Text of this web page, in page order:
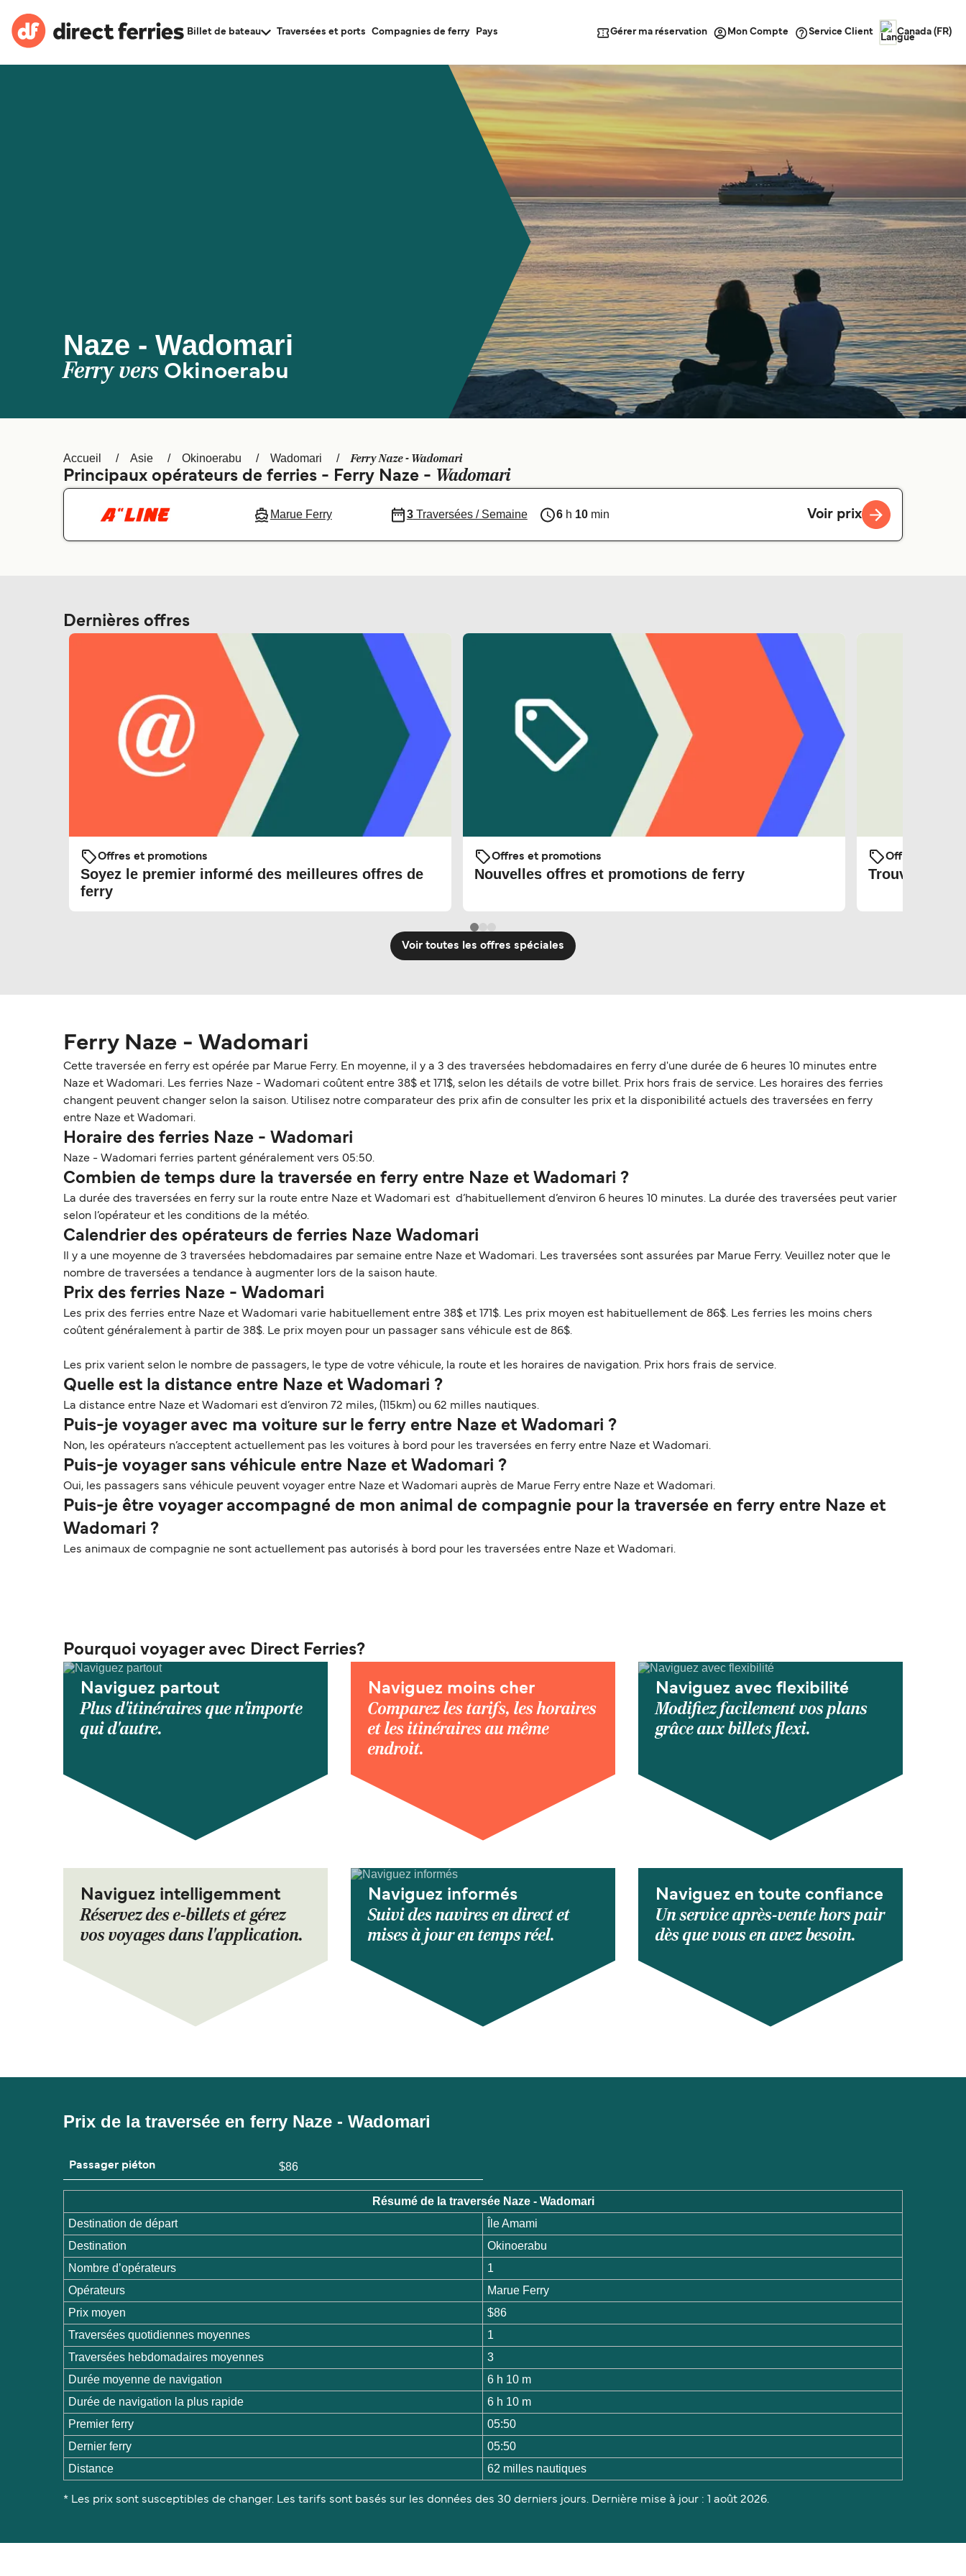
Billet de bateau Traversées et ports Compagnies de ferry Pays Gérer ma réservation Mon Compte Service Client Canada (FR)
Naze - Wadomari
Ferry vers Okinoerabu
Accueil Asie Okinoerabu Wadomari Ferry Naze - Wadomari
Principaux opérateurs de ferries - Ferry Naze - Wadomari
Marue Ferry 3Traversées / Semaine 6h 10min Voir prix
Dernières offres
Offres et promotions
Soyez le premier informé des meilleures offres de
ferry
Offres et promotions
Nouvelles offres et promotions de ferry
Offres et
Trouvez les
Voir toutes les offres spéciales
Ferry Naze - Wadomari
Cette traversée en ferry est opérée par Marue Ferry. En moyenne, il y a 3 des traversées hebdomadaires en ferry d'une durée de 6 heures 10 minutes entre
Naze et Wadomari. Les ferries Naze - Wadomari coûtent entre 38$ et 171$, selon les détails de votre billet. Prix hors frais de service. Les horaires des ferries
changent peuvent changer selon la saison. Utilisez notre comparateur des prix afin de consulter les prix et la disponibilité actuels des traversées en ferry
entre Naze et Wadomari.
Horaire des ferries Naze - Wadomari
Naze - Wadomari ferries partent généralement vers 05:50.
Combien de temps dure la traversée en ferry entre Naze et Wadomari ?
La durée des traversées en ferry sur la route entre Naze et Wadomari est d’habituellement d’environ 6 heures 10 minutes. La durée des traversées peut varier
selon l’opérateur et les conditions de la météo.
Calendrier des opérateurs de ferries Naze Wadomari
Il y a une moyenne de 3 traversées hebdomadaires par semaine entre Naze et Wadomari. Les traversées sont assurées par Marue Ferry. Veuillez noter que le
nombre de traversées a tendance à augmenter lors de la saison haute.
Prix des ferries Naze - Wadomari
Les prix des ferries entre Naze et Wadomari varie habituellement entre 38$ et 171$. Les prix moyen est habituellement de 86$. Les ferries les moins chers
coûtent généralement à partir de 38$. Le prix moyen pour un passager sans véhicule est de 86$.
Les prix varient selon le nombre de passagers, le type de votre véhicule, la route et les horaires de navigation. Prix hors frais de service.
Quelle est la distance entre Naze et Wadomari ?
La distance entre Naze et Wadomari est d’environ 72 miles, (115km) ou 62 milles nautiques.
Puis-je voyager avec ma voiture sur le ferry entre Naze et Wadomari ?
Non, les opérateurs n’acceptent actuellement pas les voitures à bord pour les traversées en ferry entre Naze et Wadomari.
Puis-je voyager sans véhicule entre Naze et Wadomari ?
Oui, les passagers sans véhicule peuvent voyager entre Naze et Wadomari auprès de Marue Ferry entre Naze et Wadomari.
Puis-je être voyager accompagné de mon animal de compagnie pour la traversée en ferry entre Naze et
Wadomari ?
Les animaux de compagnie ne sont actuellement pas autorisés à bord pour les traversées entre Naze et Wadomari.
Pourquoi voyager avec Direct Ferries?
Naviguez partout
Plus d'itinéraires que n'importe
qui d'autre.
Naviguez moins cher
Comparez les tarifs, les horaires
et les itinéraires au même
endroit.
Naviguez avec flexibilité
Modifiez facilement vos plans
grâce aux billets flexi.
Naviguez intelligemment
Réservez des e-billets et gérez
vos voyages dans l'application.
Naviguez informés
Suivi des navires en direct et
mises à jour en temps réel.
Naviguez en toute confiance
Un service après-vente hors pair
dès que vous en avez besoin.
Prix de la traversée en ferry Naze - Wadomari
Passager piéton $86
Résumé de la traversée Naze - Wadomari
Destination de départ
Île Amami
Destination
Okinoerabu
Nombre d’opérateurs
1
Opérateurs
Marue Ferry
Prix moyen
$86
Traversées quotidiennes moyennes
1
Traversées hebdomadaires moyennes
3
Durée moyenne de navigation
6 h 10 m
Durée de navigation la plus rapide
6 h 10 m
Premier ferry
05:50
Dernier ferry
05:50
Distance
62 milles nautiques
* Les prix sont susceptibles de changer. Les tarifs sont basés sur les données des 30 derniers jours. Dernière mise à jour : 1 août 2026.